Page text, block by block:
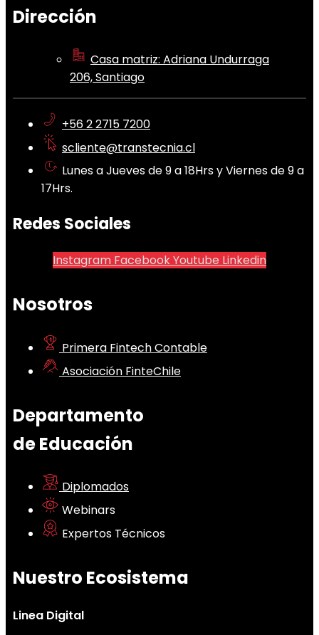
Dirección
Casa matriz: Adriana Undurraga
206, Santiago
+56 2 2715 7200
scliente@transtecnia.cl
Lunes a Jueves de 9 a 18Hrs y Viernes de 9 a
17Hrs.
Redes Sociales
Instagram FacebookYoutube Linkedin
Nosotros
Primera Fintech Contable
Asociación FinteChile
Departamento
de Educación
Diplomados
Webinars
Expertos Técnicos
Nuestro Ecosistema
Linea Digital